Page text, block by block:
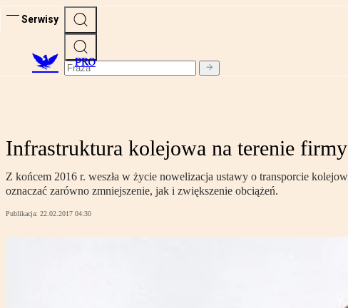
Serwisy
PRO
Infrastruktura kolejowa na terenie
Z końcem 2016 r. weszła w życie nowelizacja ustawy o transporcie
oznaczać zarówno zmniejszenie, jak i zwiększenie obciążeń.
Publikacja: 22.02.2017 04:30